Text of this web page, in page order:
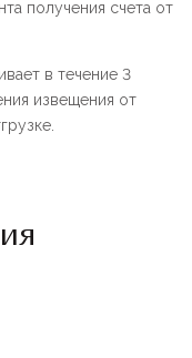
получения счета от
в течение 3
извещения от